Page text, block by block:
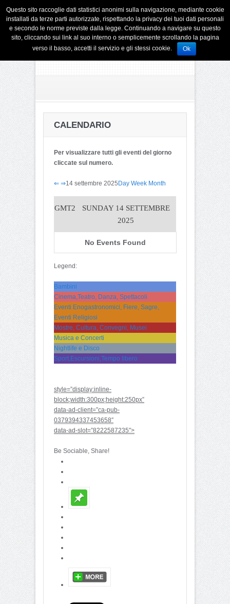
CALENDARIO
Per visualizzare tutti gli eventi del giorno
cliccate sul numero.
⇐ ⇒14 settembre 2025Day Week Month
GMT2
SUNDAY 14 SETTEMBRE
2025
No Events Found
Legend:
Bambini
Cinema,Teatro, Danza, Spettacoli
Eventi Enogastronomici, Fiere, Sagre,
Eventi Religiosi
Mostre, Cultura, Convegni, Musei
Musica e Concerti
Nightlife e Disco
Sport,Escursioni,Tempo libero
style=”display:inline-
block;width:300px;height:250px”
data-ad-client=”ca-pub-
0379394337453658″
data-ad-slot=”8222587235″>
Be Sociable, Share!
Questo sito raccoglie dati statistici anonimi sulla navigazione, mediante cookie
installati da terze parti autorizzate, rispettando la privacy dei tuoi dati personali
e secondo le norme previste dalla legge. Continuando a navigare su questo
sito, cliccando sui link al suo interno o semplicemente scrollando la pagina
verso il basso, accetti il servizio e gli stessi cookie.
Ok